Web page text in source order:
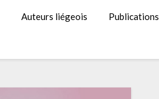
Auteurs liégeois Publications